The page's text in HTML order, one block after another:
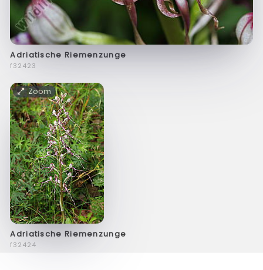
Adriatische Riemenzunge
f32423
Zoom
Adriatische Riemenzunge
f32424